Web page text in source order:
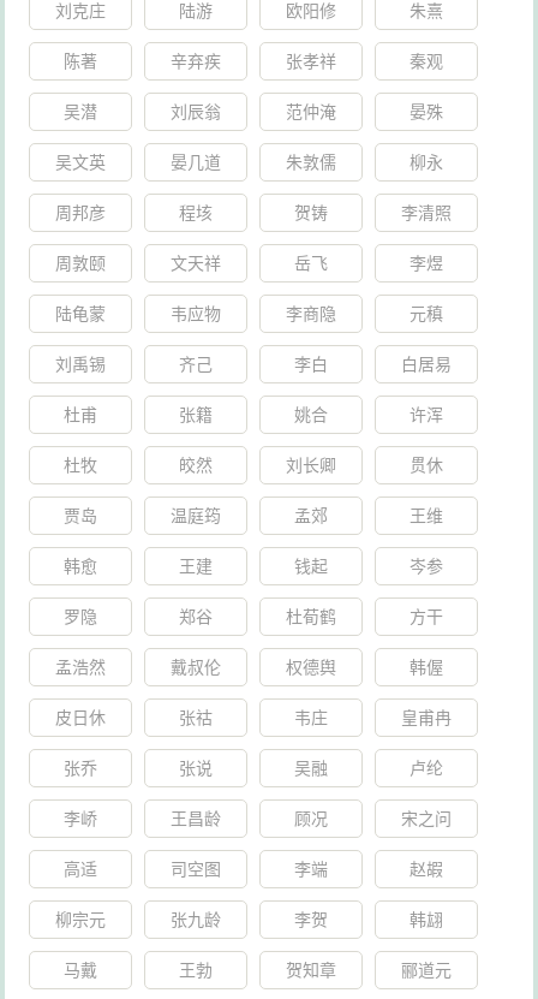
刘克庄 陆游 欧阳修 朱熹
陈著 辛弃疾 张孝祥 秦观
吴潜 刘辰翁 范仲淹 晏殊
吴文英 晏几道 朱敦儒 柳永
周邦彦 程垓 贺铸 李清照
周敦颐 文天祥 岳飞 李煜
陆龟蒙 韦应物 李商隐 元稹
刘禹锡 齐己 李白 白居易
杜甫 张籍 姚合 许浑
杜牧 皎然 刘长卿 贯休
贾岛 温庭筠 孟郊 王维
韩愈 王建 钱起 岑参
罗隐 郑谷 杜荀鹤 方干
孟浩然 戴叔伦 权德舆 韩偓
皮日休 张祜 韦庄 皇甫冉
张乔 张说 吴融 卢纶
李峤 王昌龄 顾况 宋之问
高适 司空图 李端 赵嘏
柳宗元 张九龄 李贺 韩翃
马戴 王勃 贺知章 郦道元